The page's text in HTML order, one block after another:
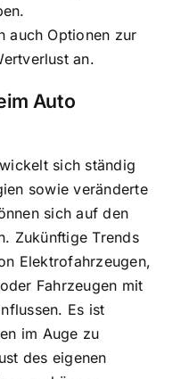
auch Optionen zur
an.
Auto
sich ständig
sowie veränderte
sich auf den
Zukünftige Trends
Elektrofahrzeugen,
Fahrzeugen mit
Es ist
im Auge zu
des eigenen